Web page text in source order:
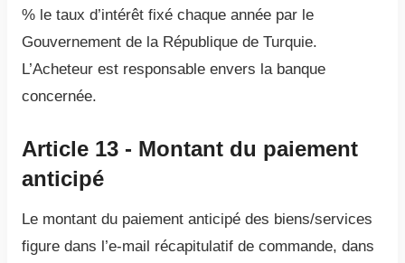
% le taux d’intérêt fixé chaque année par le
Gouvernement de la République de Turquie.
L’Acheteur est responsable envers la banque
concernée.
Article 13 - Montant du paiement
anticipé
Le montant du paiement anticipé des biens/services
figure dans l’e-mail récapitulatif de commande, dans